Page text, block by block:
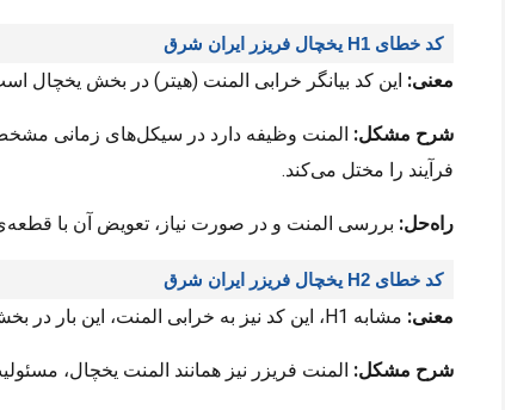
کد خطای H1 یخچال فریزر ایران شرق
معنی: این کد بیانگر خرابی المنت (هیتر) در بخش یخچال
شرح مشکل: المنت وظیفه دارد در سیکل‌های زمانی
فرآیند را مختل می‌کند.
راه‌حل: بررسی المنت و در صورت نیاز، تعویض آن با قطعه‌ی
کد خطای H2 یخچال فریزر ایران شرق
معنی: مشابه H1، این کد نیز به خرابی المنت، این بار در بخش فریزر، اشاره دارد.
شرح مشکل: المنت فریزر نیز همانند المنت یخچال،